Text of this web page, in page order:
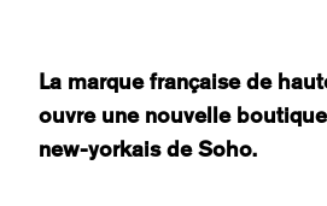
La marque française de
ouvre une nouvelle
new-yorkais de Soho.